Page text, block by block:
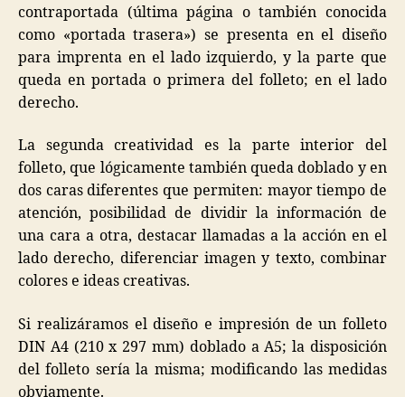
contraportada (última página o también conocida
como «portada trasera») se presenta en el diseño
para imprenta en el lado izquierdo, y la parte que
queda en portada o primera del folleto; en el lado
derecho.
La segunda creatividad es la parte interior del
folleto, que lógicamente también queda doblado y en
dos caras diferentes que permiten: mayor tiempo de
atención, posibilidad de dividir la información de
una cara a otra, destacar llamadas a la acción en el
lado derecho, diferenciar imagen y texto, combinar
colores e ideas creativas.
Si realizáramos el diseño e impresión de un folleto
DIN A4 (210 x 297 mm) doblado a A5; la disposición
del folleto sería la misma; modificando las medidas
obviamente.